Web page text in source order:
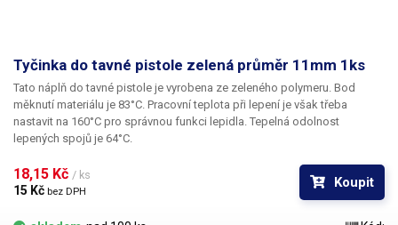
Tyčinka do tavné pistole zelená průměr 11mm 1ks
Tato náplň do tavné pistole je vyrobena ze zeleného polymeru. Bod
měknutí materiálu je 83°C. Pracovní teplota při lepení je však třeba
nastavit na 160°C pro správnou funkci lepidla. Tepelná odolnost
lepených spojů je 64°C.
18,15 Kč / ks
15 Kč bez DPH
Koupit